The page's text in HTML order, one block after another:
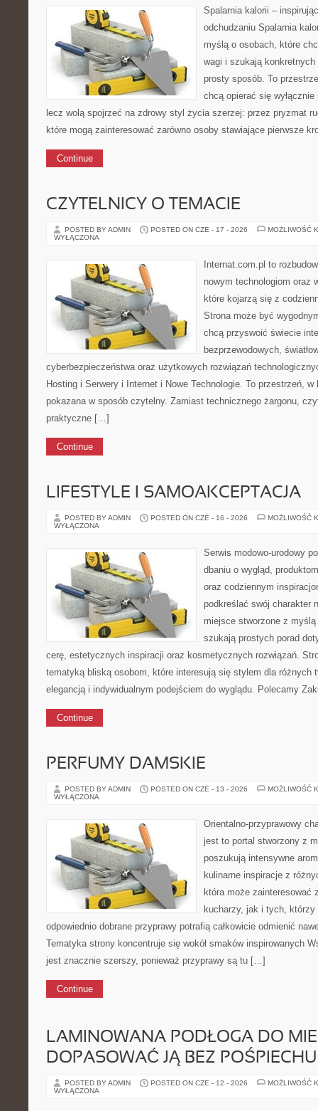
Spalarnia kalorii –
odchudzaniu Spalarnia
myślą o osobach, które
wagi i szukają
prosty sposób. To
chcą opierać się
lecz wolą spojrzeć na zdrowy styl życia szerzej: przez pryzmat
które mogą zainteresować zarówno osoby stawiające pierwsze
Continue
CZYTELNICY O TEMACIE
POSTED BY ADMIN POSTED ON CZE - 17 - 2026
MOŻLIWOŚĆ
WYŁĄCZONA
Internat.com.pl to
nowym technologiom oraz
które kojarzą się z
Strona może być
chcą przyswoić świecie
bezprzewodowych,
cyberbezpieczeństwa oraz użytkowych rozwiązań
Hosting i Serwery i Internet i Nowe Technologie. To przestrzeń,
pokazana w sposób czytelny. Zamiast technicznego żargonu,
praktyczne […]
Continue
LIFESTYLE I SAMOAKCEPTACJA
POSTED BY ADMIN POSTED ON CZE - 16 - 2026
MOŻLIWOŚĆ
WYŁĄCZONA
Serwis modowo-urodowy
dbaniu o wygląd,
oraz codziennym
podkreślać swój charakter
miejsce stworzone z
szukają prostych porad
cerę, estetycznych inspiracji oraz kosmetycznych rozwiązań.
tematyką bliską osobom, które interesują się stylem dla różnych
elegancją i indywidualnym podejściem do wyglądu. Polecamy
Continue
PERFUMY DAMSKIE
POSTED BY ADMIN POSTED ON CZE - 13 - 2026
MOŻLIWOŚĆ
WYŁĄCZONA
Orientalno-przyprawowy
jest to portal stworzony z
poszukują intensywne
kulinarne inspiracje z
która może zainteresować
kucharzy, jak i tych, którzy
odpowiednio dobrane przyprawy potrafią całkowicie odmienić
Tematyka strony koncentruje się wokół smaków inspirowanych
jest znacznie szerszy, ponieważ przyprawy są tu […]
Continue
LAMINOWANA PODŁOGA DO
DOPASOWAĆ JĄ BEZ POŚPIECHU
POSTED BY ADMIN POSTED ON CZE - 12 - 2026
MOŻLIWOŚĆ
WYŁĄCZONA